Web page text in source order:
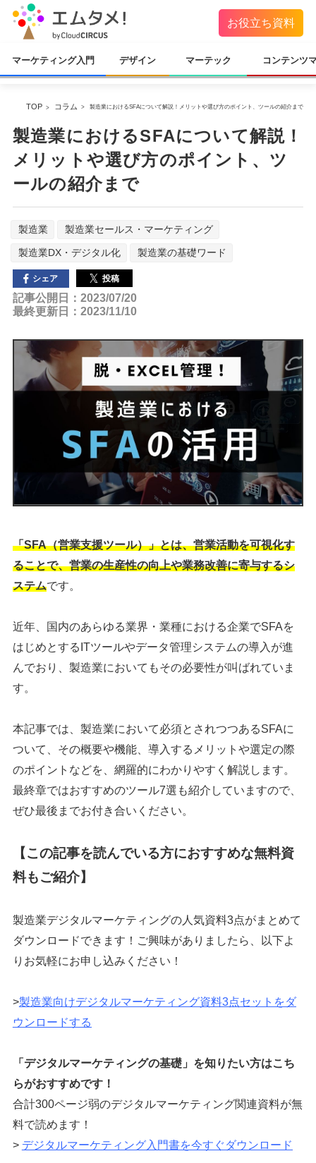
お役立ち資料
マーケティング入門 デザイン マーテック コンテンツ
TOP コラム 製造業におけるSFAについて解説！メリットや選び方のポイント、ツールの紹介まで
製造業におけるSFAについて解説！
メリットや選び方のポイント、ツ
ールの紹介まで
製造業 製造業セールス・マーケティング
製造業DX・デジタル化 製造業の基礎ワード
シェア 投稿
記事公開日：2023/07/20
最終更新日：2023/11/10
「SFA（営業支援ツール）」とは、営業活動を可視化す
ることで、営業の生産性の向上や業務改善に寄与するシ
ステムです。
近年、国内のあらゆる業界・業種における企業でSFAを
はじめとするITツールやデータ管理システムの導入が進
んでおり、製造業においてもその必要性が叫ばれていま
す。
本記事では、製造業において必須とされつつあるSFAに
ついて、その概要や機能、導入するメリットや選定の際
のポイントなどを、網羅的にわかりやすく解説します。
最終章ではおすすめのツール7選も紹介していますので、
ぜひ最後までお付き合いください。
【この記事を読んでいる方におすすめな無料資
料もご紹介】
製造業デジタルマーケティングの人気資料3点がまとめて
ダウンロードできます！ご興味がありましたら、以下よ
りお気軽にお申し込みください！
>製造業向けデジタルマーケティング資料3点セットをダ
ウンロードする
「デジタルマーケティングの基礎」を知りたい方はこち
らがおすすめです！
合計300ページ弱のデジタルマーケティング関連資料が無
料で読めます！
> デジタルマーケティング入門書を今すぐダウンロード